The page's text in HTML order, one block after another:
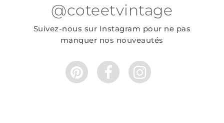
@coteetvintage
Suivez-nous sur Instagram pour ne pas
manquer nos nouveautés